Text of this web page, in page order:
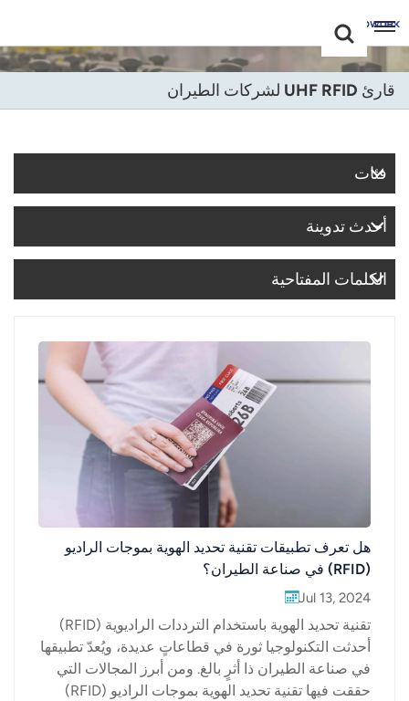
+86 -18681515767
English
Français
Deutsch
Italiano
Nederland
Türk
Ελληνικά
Melayu
Polski
قارئ UHF RFID لشركات الطيران
فئات
أحدث تدوينة
الكلمات المفتاحية
هل تعرف تطبيقات تقنية تحديد الهوية بموجات الراديو
(RFID) في صناعة الطيران؟
Jul 13, 2024
تقنية تحديد الهوية باستخدام الترددات الراديوية (RFID)
أحدثت التكنولوجيا ثورة في قطاعاتٍ عديدة، ويُعدّ تطبيقها
في صناعة الطيران ذا أثرٍ بالغ. ومن أبرز المجالات التي
حققت فيها تقنية تحديد الهوية بموجات الراديو (RFID)